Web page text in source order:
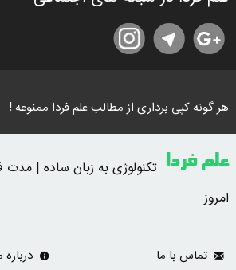
هر گونه کپی برداری از مطالب علم فردا ممنوعه !
علم فردا
امروز
تماس با ما درباره